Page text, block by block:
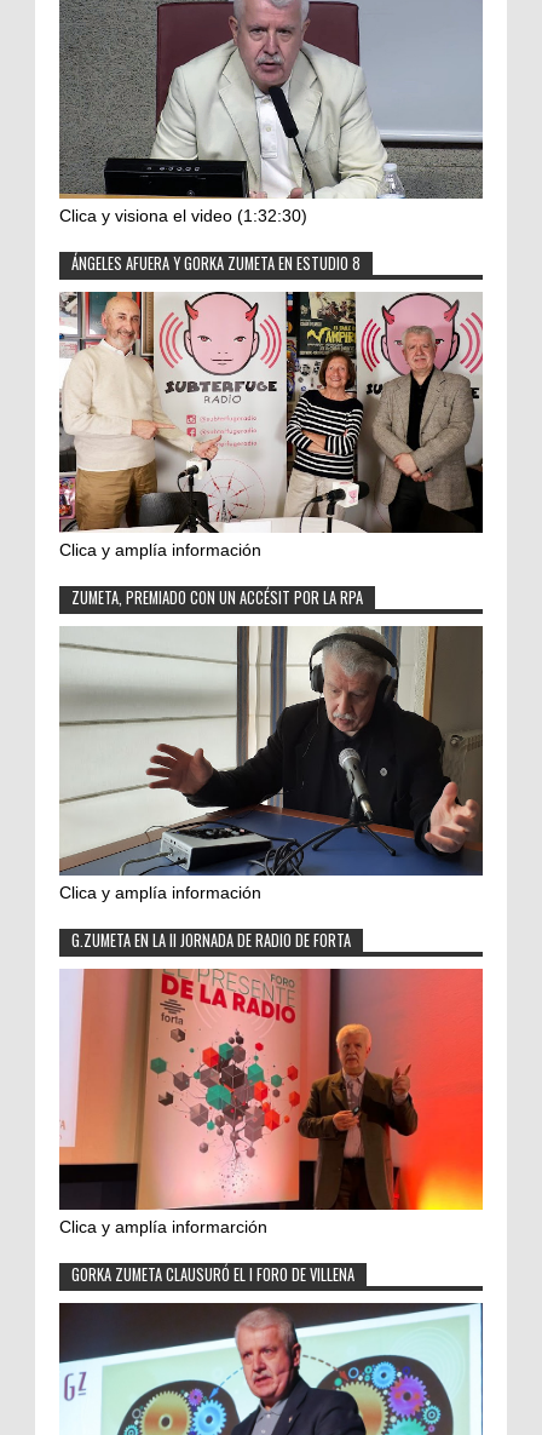
Clica y visiona el video (1:32:30)
ÁNGELES AFUERA Y GORKA ZUMETA EN ESTUDIO 8
Clica y amplía información
ZUMETA, PREMIADO CON UN ACCÉSIT POR LA RPA
Clica y amplía información
G.ZUMETA EN LA II JORNADA DE RADIO DE FORTA
Clica y amplía informarción
GORKA ZUMETA CLAUSURÓ EL I FORO DE VILLENA